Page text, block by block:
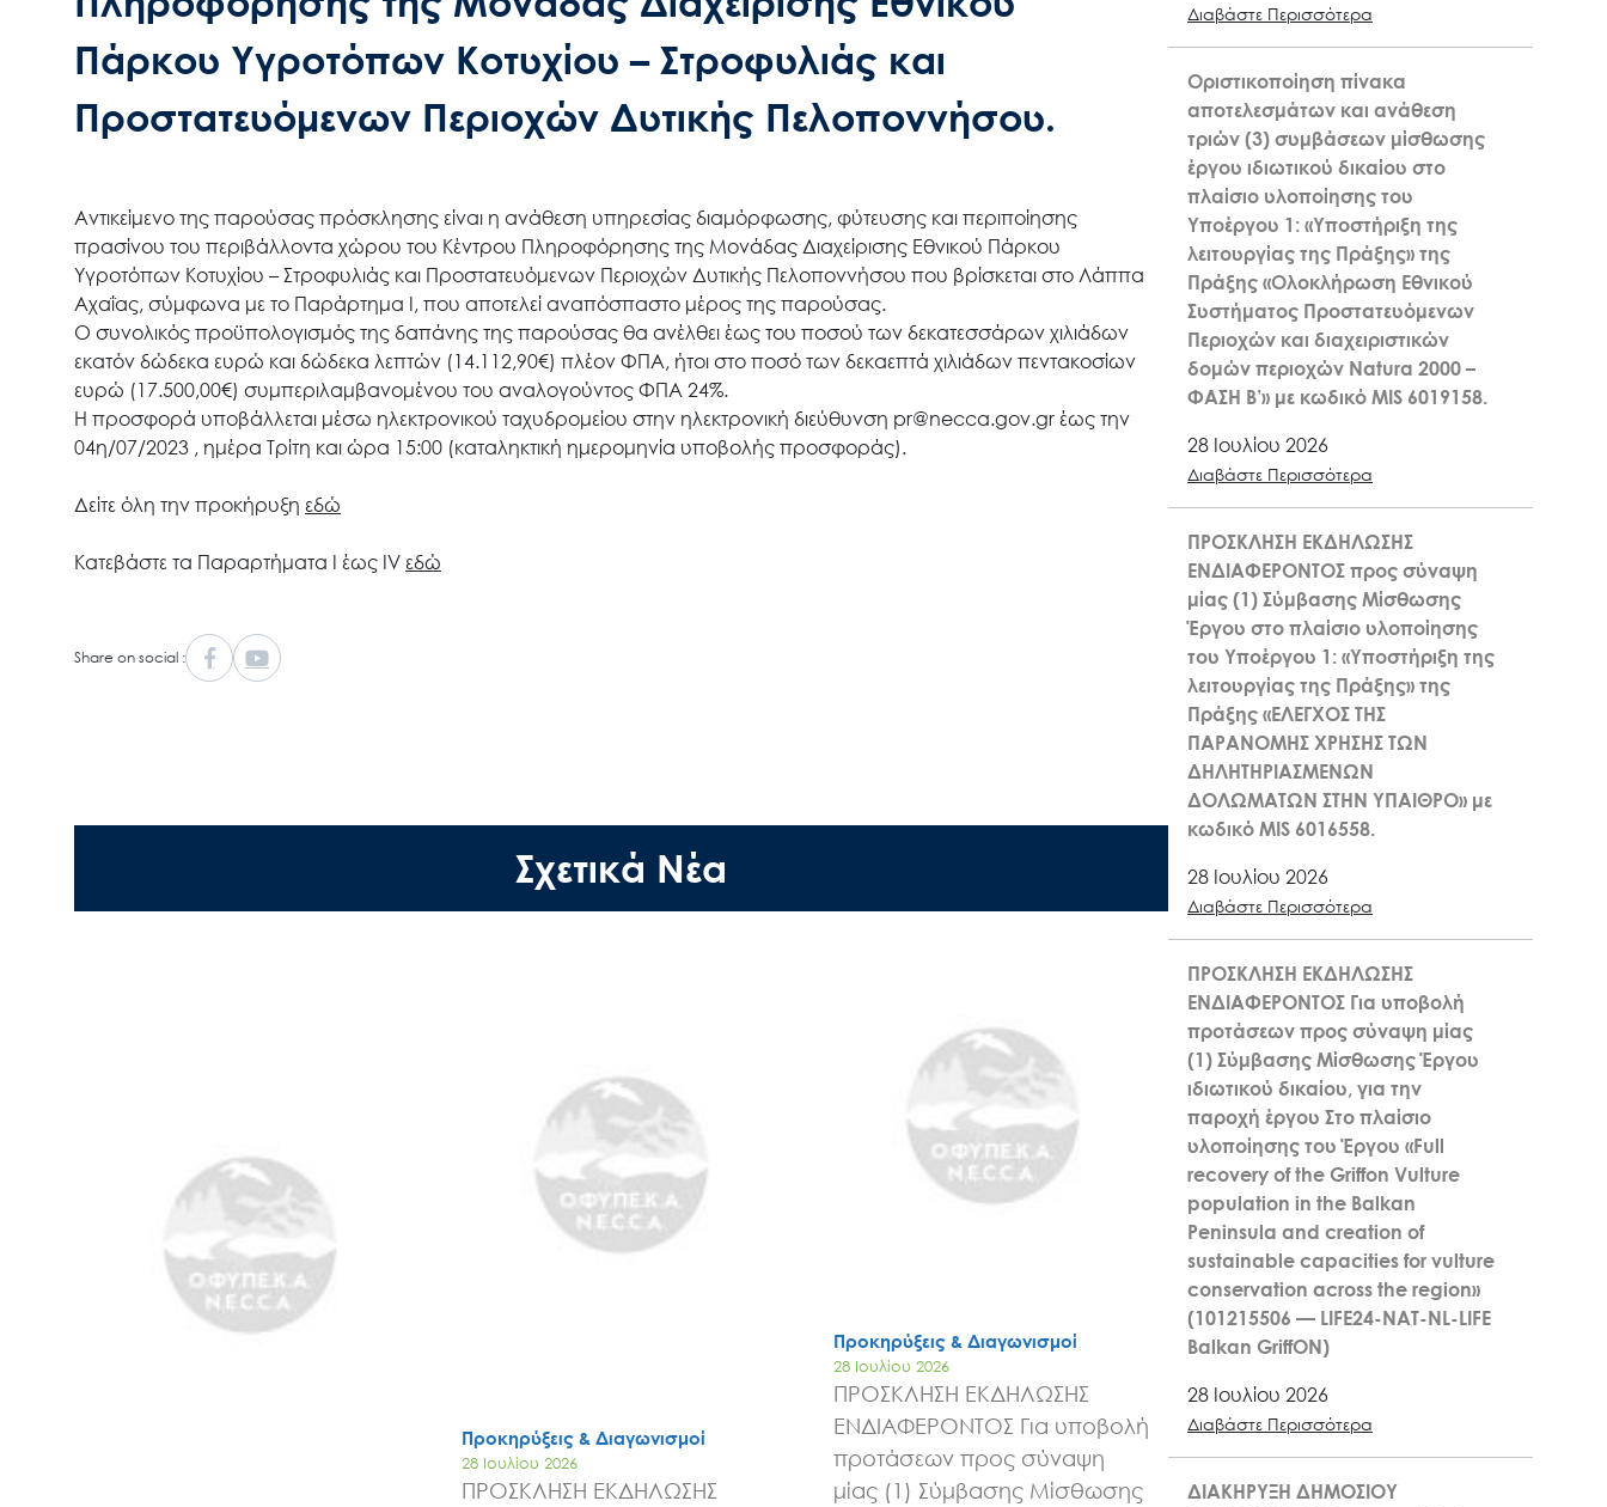
Search
Μ.Δ.Π.Π.
Έργα
Επικοινωνία
Πάρκου Υγροτόπων Κοτυχίου – Στροφυλιάς και
Προστατευόμενων Περιοχών Δυτικής Πελοποννήσου.
Αντικείμενο της παρούσας πρόσκλησης είναι η ανάθεση υπηρεσίας διαμόρφωσης, φύτευσης και περιποίησης
πρασίνου του περιβάλλοντα χώρου του Κέντρου Πληροφόρησης της Μονάδας Διαχείρισης Εθνικού Πάρκου
Υγροτόπων Κοτυχίου – Στροφυλιάς και Προστατευόμενων Περιοχών Δυτικής Πελοποννήσου που βρίσκεται στο Λάππα
Αχαΐας, σύμφωνα με το Παράρτημα Ι, που αποτελεί αναπόσπαστο μέρος της παρούσας.
Ο συνολικός προϋπολογισμός της δαπάνης της παρούσας θα ανέλθει έως του ποσού των δεκατεσσάρων χιλιάδων
εκατόν δώδεκα ευρώ και δώδεκα λεπτών (14.112,90€) πλέον ΦΠΑ, ήτοι στο ποσό των δεκαεπτά χιλιάδων πεντακοσίων
ευρώ (17.500,00€) συμπεριλαμβανομένου του αναλογούντος ΦΠΑ 24%.
Η προσφορά υποβάλλεται μέσω ηλεκτρονικού ταχυδρομείου στην ηλεκτρονική διεύθυνση pr@necca.gov.gr έως την
04η/07/2023 , ημέρα Τρίτη και ώρα 15:00 (καταληκτική ημερομηνία υποβολής προσφοράς).
Δείτε όλη την προκήρυξη εδώ
Κατεβάστε τα Παραρτήματα Ι έως IV εδώ
Share on social :
Σχετικά Νέα
Προκηρύξεις & Διαγωνισμοί
28 Ιουλίου 2026
ΠΡΟΣΚΛΗΣΗ ΕΚΔΗΛΩΣΗΣ
Προκηρύξεις & Διαγωνισμοί
28 Ιουλίου 2026
ΠΡΟΣΚΛΗΣΗ ΕΚΔΗΛΩΣΗΣ
ΕΝΔΙΑΦΕΡΟΝΤΟΣ Για υποβολή
προτάσεων προς σύναψη
μίας (1) Σύμβασης Μίσθωσης
Διαβάστε Περισσότερα
Οριστικοποίηση πίνακα
αποτελεσμάτων και ανάθεση
τριών (3) συμβάσεων μίσθωσης
έργου ιδιωτικού δικαίου στο
πλαίσιο υλοποίησης του
Υποέργου 1: «Υποστήριξη της
λειτουργίας της Πράξης» της
Πράξης «Ολοκλήρωση Εθνικού
Συστήματος Προστατευόμενων
Περιοχών και διαχειριστικών
δομών περιοχών Natura 2000 –
ΦΑΣΗ Β’» με κωδικό MIS 6019158.
28 Ιουλίου 2026
Διαβάστε Περισσότερα
ΠΡΟΣΚΛΗΣΗ ΕΚΔΗΛΩΣΗΣ
ΕΝΔΙΑΦΕΡΟΝΤΟΣ προς σύναψη
μίας (1) Σύμβασης Μίσθωσης
Έργου στο πλαίσιο υλοποίησης
του Υποέργου 1: «Υποστήριξη της
λειτουργίας της Πράξης» της
Πράξης «ΕΛΕΓΧΟΣ ΤΗΣ
ΠΑΡΑΝΟΜΗΣ ΧΡΗΣΗΣ ΤΩΝ
ΔΗΛΗΤΗΡΙΑΣΜΕΝΩΝ
ΔΟΛΩΜΑΤΩΝ ΣΤΗΝ ΥΠΑΙΘΡΟ» με
κωδικό MIS 6016558.
28 Ιουλίου 2026
Διαβάστε Περισσότερα
ΠΡΟΣΚΛΗΣΗ ΕΚΔΗΛΩΣΗΣ
ΕΝΔΙΑΦΕΡΟΝΤΟΣ Για υποβολή
προτάσεων προς σύναψη μίας
(1) Σύμβασης Μίσθωσης Έργου
ιδιωτικού δικαίου, για την
παροχή έργου Στο πλαίσιο
υλοποίησης του Έργου «Full
recovery of the Griffon Vulture
population in the Balkan
Peninsula and creation of
sustainable capacities for vulture
conservation across the region»
(101215506 — LIFE24-NAT-NL-LIFE
Balkan GriffON)
28 Ιουλίου 2026
Διαβάστε Περισσότερα
ΔΙΑΚΗΡΥΞΗ ΔΗΜΟΣΙΟΥ